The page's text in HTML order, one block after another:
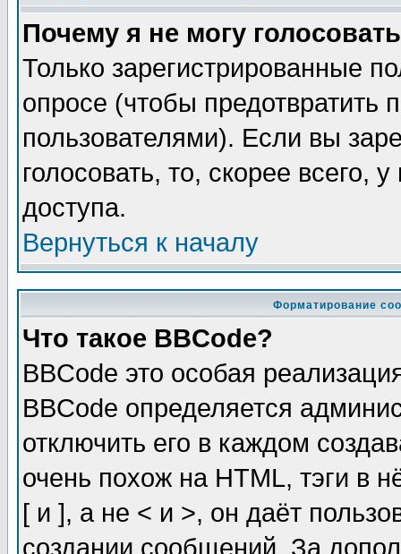
Почему я не могу
Только зарегистрированные
опросе (чтобы предотвратить
пользователями). Если вы
голосовать, то, скорее всего,
доступа.
Вернуться к началу
Форматирование
Что такое BBCode?
BBCode это особая
BBCode определяется
отключить его в каждом
очень похож на HTML, тэги в
[ и ], а не < и >, он даёт
создании сообщений. За